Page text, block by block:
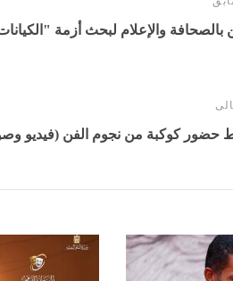
بالصحافة والإعلام لبحث أزمة
حضور كوكبة من نجوم الفن (فيديو